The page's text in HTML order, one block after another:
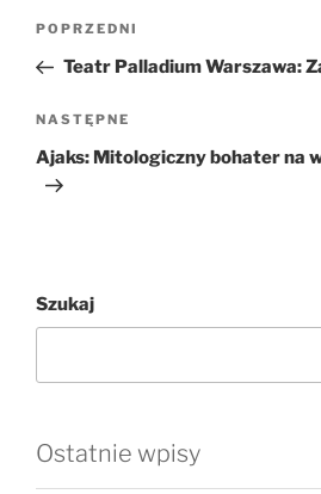
Nawigacja
Poprzedni
wpis
POPRZEDNI
Teatr Palladium Warszawa:
Następny
wpis
NASTĘPNE
Ajaks: Mitologiczny bohater na
Szukaj
Ostatnie wpisy